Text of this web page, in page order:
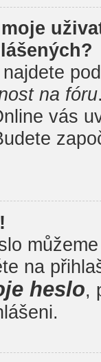
na fóru
vás
na
heslo,